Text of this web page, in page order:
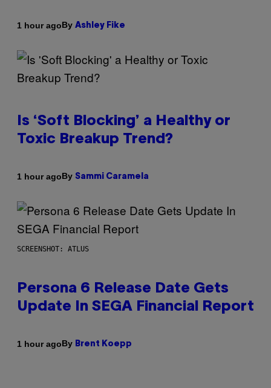
1 hour agoBy Ashley Fike
Is ‘Soft Blocking’ a Healthy or
Toxic Breakup Trend?
1 hour agoBy Sammi Caramela
SCREENSHOT: ATLUS
Persona 6 Release Date Gets
Update In SEGA Financial Report
1 hour agoBy Brent Koepp